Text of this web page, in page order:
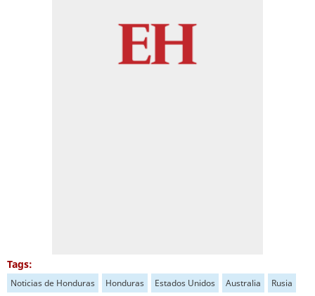
Tags:
Noticias de Honduras Honduras Estados Unidos Australia Rusia